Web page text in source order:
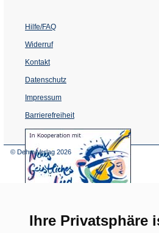
Ihre Privatsphäre
Hilfe/FAQ
Widerruf
Kontakt
Datenschutz
Impressum
Barrierefreiheit
(Öffnet
in
© Dehm Verlag 2026